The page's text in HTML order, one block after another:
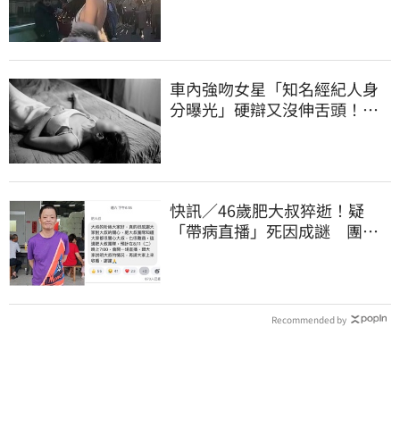
車內強吻女星「知名經紀人身
分曝光」硬辯又沒伸舌頭！判
快訊／46歲肥大叔猝逝！疑
「帶病直播」死因成謎 團隊
Recommended by